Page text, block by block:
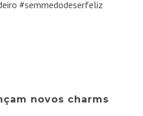
#semmedodeserfeliz
novos charms